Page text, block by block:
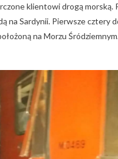
klientowi drogą morską.
na Sardynii. Pierwsze cztery
na Morzu